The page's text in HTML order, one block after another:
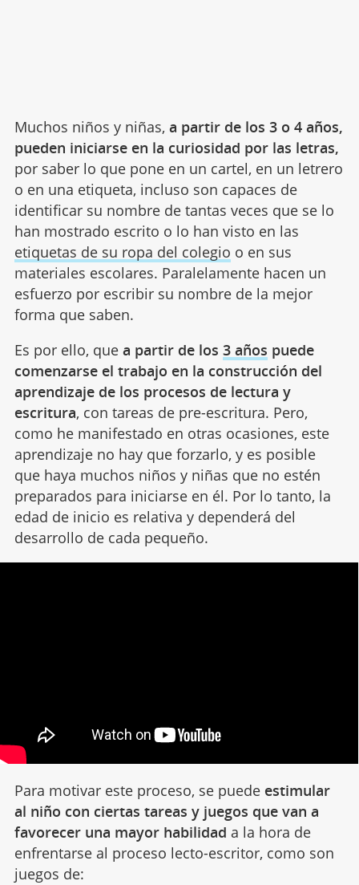
Muchos niños y niñas, a partir de los 3 o 4 años,
pueden iniciarse en la curiosidad por las letras,
por saber lo que pone en un cartel, en un letrero
o en una etiqueta, incluso son capaces de
identificar su nombre de tantas veces que se lo
han mostrado escrito o lo han visto en las
etiquetas de su ropa del colegio o en sus
materiales escolares. Paralelamente hacen un
esfuerzo por escribir su nombre de la mejor
forma que saben.
Es por ello, quea partir de los 3 años puede
comenzarse el trabajo en la construcción del
aprendizaje de los procesos de lectura y
escritura, con tareas de pre-escritura. Pero,
como he manifestado en otras ocasiones, este
aprendizaje no hay que forzarlo, y es posible
que haya muchos niños y niñas que no estén
preparados para iniciarse en él. Por lo tanto, la
edad de inicio es relativa y dependerá del
desarrollo de cada pequeño.
Para motivar este proceso, se puede estimular
al niño con ciertas tareas y juegos que van a
favorecer una mayor habilidad a la hora de
enfrentarse al proceso lecto-escritor, como son
juegos de: